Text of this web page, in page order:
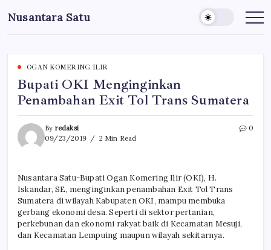
to
content
Nusantara Satu
Berita
Nusantara
OGAN KOMERING ILIR
Bupati OKI Menginginkan
Penambahan Exit Tol Trans Sumatera
By redaksi
09/23/2019
2 Min Read
0
Nusantara Satu-Bupati Ogan Komering Ilir (OKI), H.
Iskandar, SE, menginginkan penambahan Exit Tol Trans
Sumatera di wilayah Kabupaten OKI, mampu membuka
gerbang ekonomi desa. Seperti di sektor pertanian,
perkebunan dan ekonomi rakyat baik di Kecamatan Mesuji,
dan Kecamatan Lempuing maupun wilayah sekitarnya.